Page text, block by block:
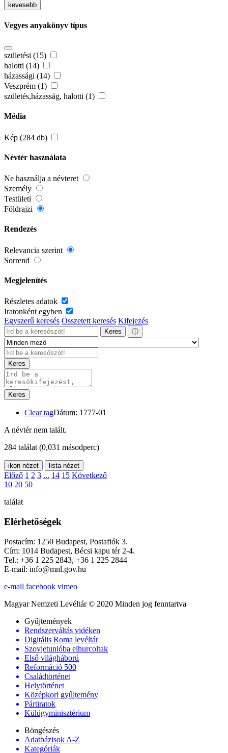
kevesebb
Vegyes anyakönyv típus
születési (15)
halotti (14)
házassági (14)
Veszprém (1)
születés,házasság, halotti (1)
Média
Kép (284 db)
Névtér használata
Ne használja a névteret
Személy
Testületi
Földrajzi
Rendezés
Relevancia szerint
Sorrend
Megjelenítés
Részletes adatok
Iratonként egyben
Egyszerű keresés Összetett keresés Kifejezés
Keres ⓘ
Keres
Keres
Clear tagDátum: 1777-01
A névtér nem talált.
284 találat (0,031 másodperc)
ikon nézet lista nézet
Előző 1 2 3 ... 14 15 Következő
10 20 50
találat
Elérhetőségek
Postacím: 1250 Budapest, Postafiók 3.
Cím: 1014 Budapest, Bécsi kapu tér 2-4.
Tel.: +36 1 225 2843, +36 1 225 2844
E-mail: info@mnl.gov.hu
e-mail facebook vimeo
Magyar Nemzeti Levéltár © 2020 Minden jog fenntartva
Gyűjtemények
Rendszerváltás vidéken
Digitális Roma levéltár
Szovjetunióba elhurcoltak
Első világháború
Reformáció 500
Családtörténet
Helytörténet
Középkori gyűjtemény
Pártiratok
Külügyminisztérium
Böngészés
Adatbázisok A-Z
Kategóriák